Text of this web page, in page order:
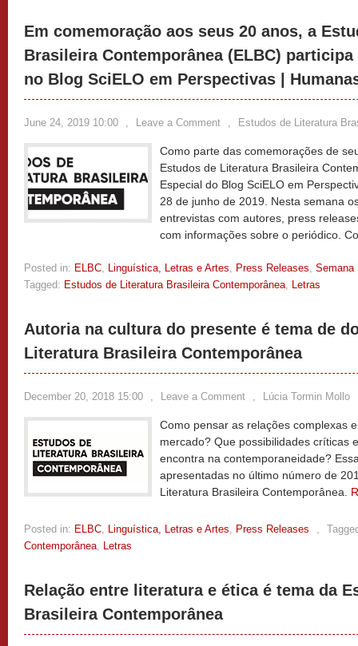
Em comemoração aos seus 20 anos, a
Brasileira Contemporânea (ELBC) participa
no Blog SciELO em Perspectivas |
June 24, 2019 10:00 , Leave a Comment , Estudos de Literatura
Como parte das comemorações de
Estudos de Literatura Brasileira
Especial do Blog SciELO em
28 de junho de 2019. Nesta semana
entrevistas com autores, press
com informações sobre o periódico.
Posted in: ELBC, Linguística, Letras e Artes, Press Releases, Semana
Tagged: Estudos de Literatura Brasileira Contemporânea, Letras
Autoria na cultura do presente é tema de
Literatura Brasileira Contemporânea
December 20, 2018 15:00 , Leave a Comment , Lúcia Tormin Mollo
Como pensar as relações complexas
mercado? Que possibilidades críticas
encontra na contemporaneidade?
apresentadas no último número de
Literatura Brasileira Contemporânea.
Posted in: ELBC, Linguística, Letras e Artes, Press Releases ,
Contemporânea, Letras
Relação entre literatura e ética é tema da
Brasileira Contemporânea